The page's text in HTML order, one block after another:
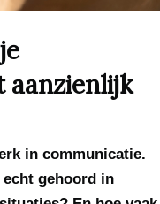
in communicatie.
echt gehoord in